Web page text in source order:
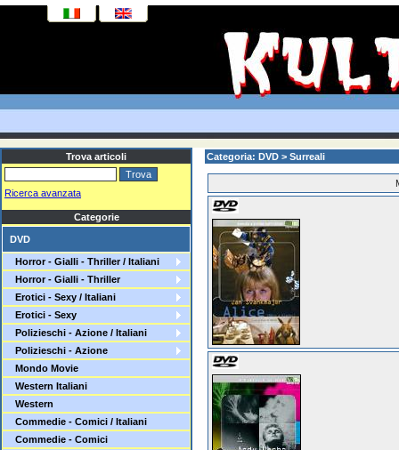
Trova articoli
Ricerca avanzata
Categorie
DVD
Horror - Gialli - Thriller / Italiani
Horror - Gialli - Thriller
Erotici - Sexy / Italiani
Erotici - Sexy
Polizieschi - Azione / Italiani
Polizieschi - Azione
Mondo Movie
Western Italiani
Western
Commedie - Comici / Italiani
Commedie - Comici
Categoria: DVD > Surreali